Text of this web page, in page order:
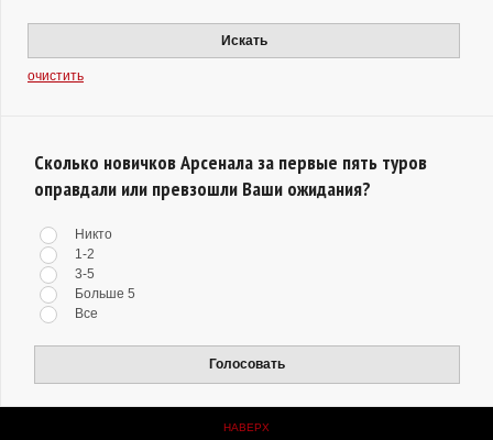
Искать
очистить
Сколько новичков Арсенала за первые пять туров
оправдали или превзошли Ваши ожидания?
Никто
1-2
3-5
Больше 5
Все
Голосовать
НАВЕРХ